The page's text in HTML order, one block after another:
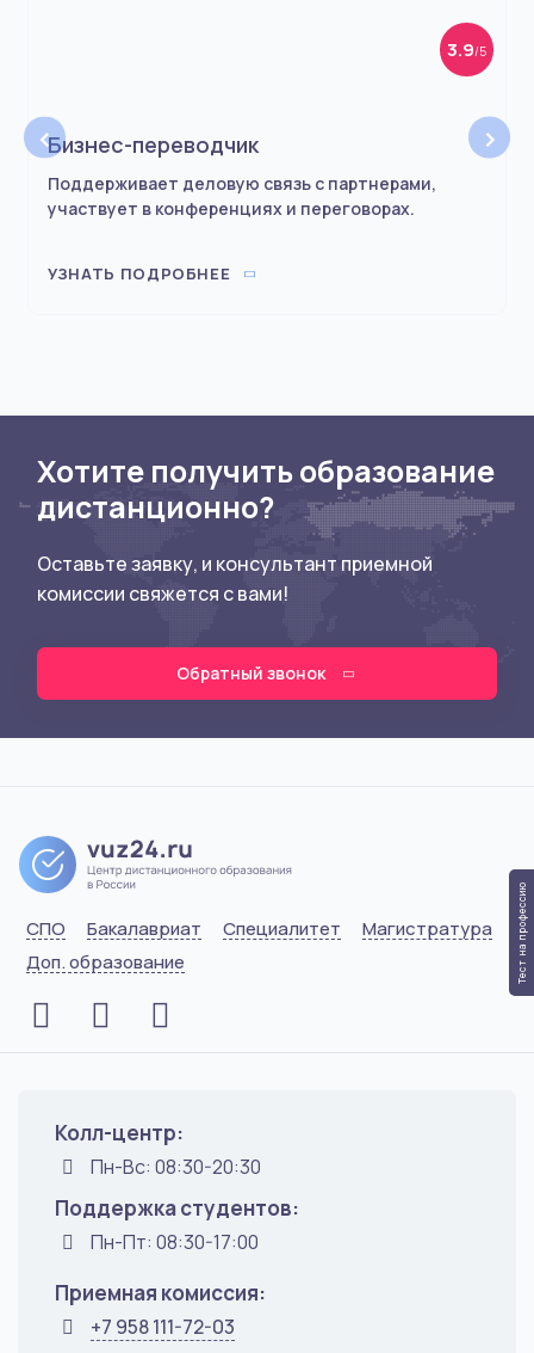
‹
3.9/5
Бизнес-переводчик
Поддерживает деловую связь с партнерами,
участвует в конференциях и переговорах.
УЗНАТЬ ПОДРОБНЕЕ
›
Хотите получить образование
дистанционно?
Оставьте заявку, и консультант приемной
комиссии свяжется с вами!
Обратный звонок
СПО Бакалавриат Специалитет
Магистратура
Доп. образование
Колл-центр:
Пн-Вс: 08:30-20:30
Поддержка студентов:
Пн-Пт: 08:30-17:00
Приемная комиссия:
+7 958 111-72-03
Тест на профессию